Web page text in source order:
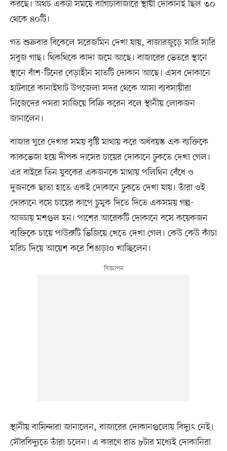
করছে। অথচ একটা সময়ে বাগিচাবাজারে স্থায়ী দোকানই ছিল ৩০
থেকে ৪০টি।
গত শুক্রবার বিকেলে সরেজমিন দেখা যায়, বাজারজুড়ে সারি সারি
সবুজ গাছ। থিকথিকে কাদা জমে আছে। বাজারের ভেতরে স্থানে
স্থানে বাঁশ-টিনের বেড়াহীন সাতটি দোকান আছে। এসব দোকানে
হাটবারে কানাইঘাট উপজেলা সদর থেকে আসা ব্যবসায়ীরা
নিজেদের পসরা সাজিয়ে বিক্রি করেন বলে স্থানীয় লোকজন
জানালেন।
বাজার ঘুরে দেখার সময় বৃষ্টি মাথায় করে অর্ধবয়স্ক এক ব্যক্তিকে
কাকভেজা হয়ে দীপক দাসের চায়ের দোকানে ঢুকতে দেখা গেল।
এর বাইরে তিন যুবকের একজনকে মাথায় পলিথিন বেঁধে ও
দুজনকে ছাতা হাতে একই দোকানে ঢুকতে দেখা যায়। তাঁরা ওই
দোকানে বসে চায়ের কাপে চুমুক দিতে দিতে একসময় গল্প-
আড্ডায় মশগুল হন। পাশের আরেকটি দোকানে বসে কয়েকজন
ব্যক্তিকে চায়ে পাউরুটি ভিজিয়ে খেতে দেখা গেল। কেউ কেউ কাঁচা
মরিচ দিয়ে আয়েশ করে শিঙাড়াও খাচ্ছিলেন।
স্থানীয় বাসিন্দারা জানালেন, বাজারের দোকানগুলোয় বিদ্যুৎ নেই।
সৌরবিদ্যুতে তাঁরা চলেন। এ কারণে রাত ৮টার মধ্যেই দোকানিরা